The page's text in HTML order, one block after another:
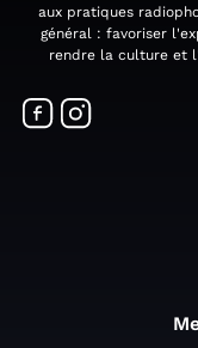
aux pratiques
général : favoriser
rendre la culture et